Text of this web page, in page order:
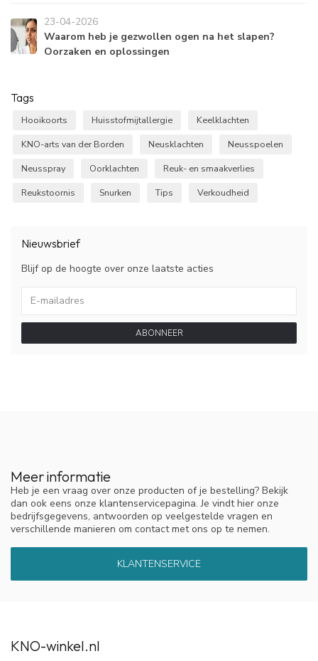
23-04-2026
Waarom heb je gezwollen ogen na het slapen?
Oorzaken en oplossingen
Tags
Hooikoorts Huisstofmijtallergie
Keelklachten
KNO-arts van der Borden
Neusklachten
Neusspoelen
Neusspray
Oorklachten
Reuk- en smaakverlies
Reukstoornis
Snurken Tips Verkoudheid
Nieuwsbrief
Blijf op de hoogte over onze laatste acties
ABONNEER
Meer informatie
Heb je een vraag over onze producten of je bestelling? Bekijk
dan ook eens onze klantenservicepagina. Je vindt hier onze
bedrijfsgegevens, antwoorden op veelgestelde vragen en
verschillende manieren om contact met ons op te nemen.
KLANTENSERVICE
KNO-winkel.nl